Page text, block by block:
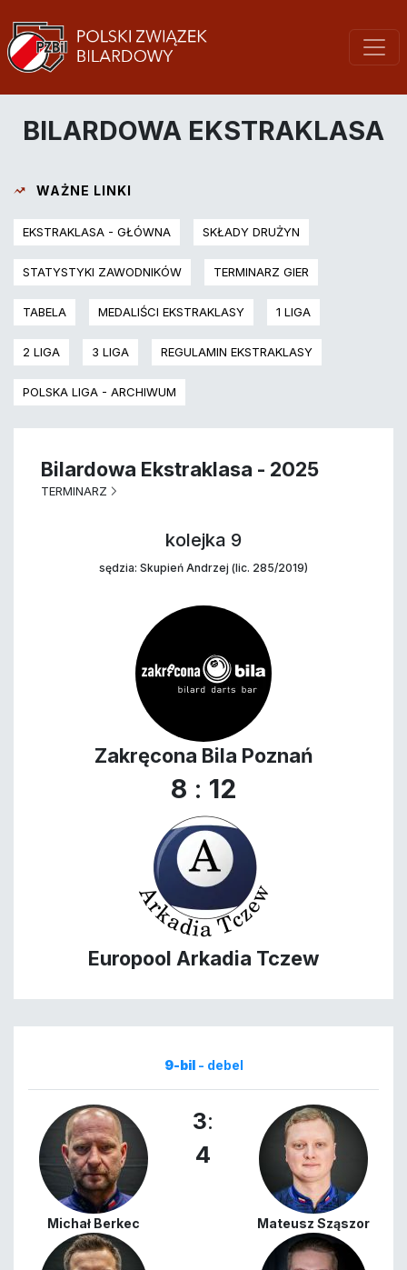
BILARDOWA EKSTRAKLASA
WAŻNE LINKI
EKSTRAKLASA - GŁÓWNA SKŁADY DRUŻYN
STATYSTYKI ZAWODNIKÓW TERMINARZ GIER
TABELA MEDALIŚCI EKSTRAKLASY 1 LIGA
2 LIGA 3 LIGA REGULAMIN EKSTRAKLASY
POLSKA LIGA - ARCHIWUM
Bilardowa Ekstraklasa - 2025
TERMINARZ
kolejka 9
sędzia: Skupień Andrzej (lic. 285/2019)
Zakręcona Bila Poznań
8 : 12
Europool Arkadia Tczew
9-bil- debel
Michał Berkec
3:
4
Mateusz Sząszor